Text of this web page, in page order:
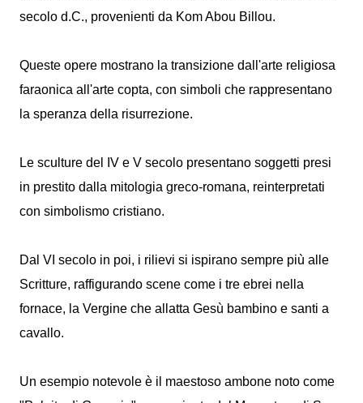
secolo d.C., provenienti da Kom Abou Billou.
Queste opere mostrano la transizione dall'arte religiosa
faraonica all'arte copta, con simboli che rappresentano
la speranza della risurrezione.
Le sculture del IV e V secolo presentano soggetti presi
in prestito dalla mitologia greco-romana, reinterpretati
con simbolismo cristiano.
Dal VI secolo in poi, i rilievi si ispirano sempre più alle
Scritture, raffigurando scene come i tre ebrei nella
fornace, la Vergine che allatta Gesù bambino e santi a
cavallo.
Un esempio notevole è il maestoso ambone noto come